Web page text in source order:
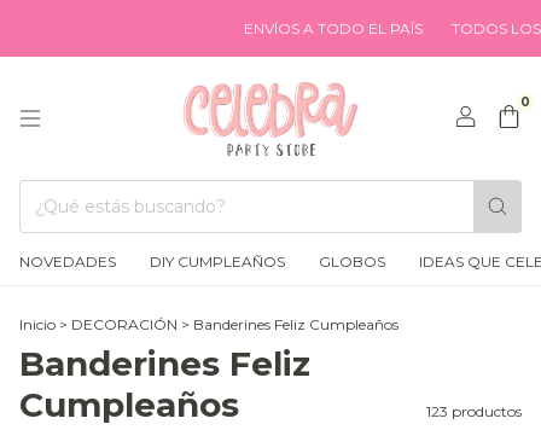
ENVÍOS A TODO EL PAÍS TODOS LOS MEDIOS
0
NOVEDADES DIY CUMPLEAÑOS GLOBOS IDEAS QUE
Inicio > DECORACIÓN > Banderines Feliz Cumpleaños
Banderines Feliz
Cumpleaños
123 productos